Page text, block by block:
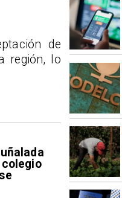
colegio
de
región, lo